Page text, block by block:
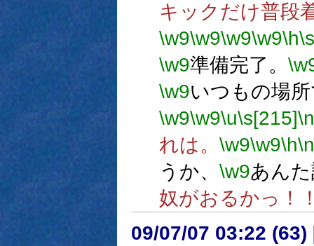
キックだけ普
\w9\w9\w9\w9\h
\w9準備完了。
\w9いつもの場
\w9\w9\u\s[215]\n
れは。 \w9\w9\h\n
うか、 \w9あん
奴がおるかっ！
09/07/07 03:22 (63)